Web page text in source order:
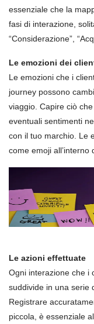
essenziale che la
fasi di interazione,
“Considerazione”,
Le emozioni dei
Le emozioni che i
journey possono
viaggio. Capire ciò
eventuali sentimenti
con il tuo marchio. Le
come emoji all’interno
Le azioni effettuate
Ogni interazione che i
suddivide in una serie
Registrare
piccola, è essenziale